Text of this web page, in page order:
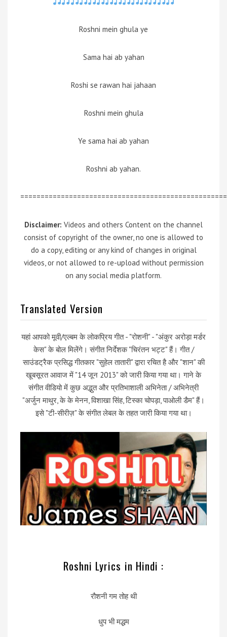
Roshni mein ghula ye
Sama hai ab yahan
Roshi se rawan hai jahaan
Roshni mein ghula
Ye sama hai ab yahan
Roshni ab yahan.
Disclaimer: Videos and others Content on the channel
consist of copyright of the owner, no one is allowed to
do a copy, editing or any kind of changes in original
videos, or not allowed to re-upload without permission
on any social media platform.
Translated Version
यहां आपको मूवी/एल्बम के लोकप्रिय गीत - "रोशनी" - "अंकुर अरोड़ा मर्डर
केस" के बोल मिलेंगे। संगीत निर्देशक "चिरंतन भट्ट" हैं। गीत /
साउंडट्रैक प्रसिद्ध गीतकार "सुहेल तातारी" द्वारा रचित है और "शान" की
खूबसूरत आवाज में "14 जून 2013" को जारी किया गया था। गाने के
संगीत वीडियो में कुछ अद्भुत और प्रतिभाशाली अभिनेता / अभिनेत्री
"अर्जुन माथुर, के के मेनन, विशाखा सिंह, टिस्का चोपड़ा, पाओली डैम" हैं।
इसे "टी-सीरीज़" के संगीत लेबल के तहत जारी किया गया था।
Roshni Lyrics in Hindi :
रौशनी गम तोह थी
धुप भी मद्धम